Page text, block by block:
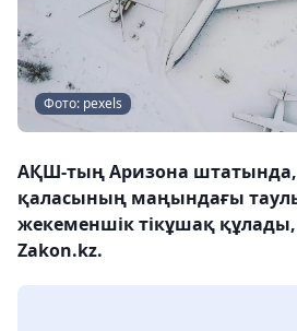
Фото: pexels
АҚШ-тың Аризона
қаласының маңындағы
жекеменшік тікұшақ
Zakon.kz.